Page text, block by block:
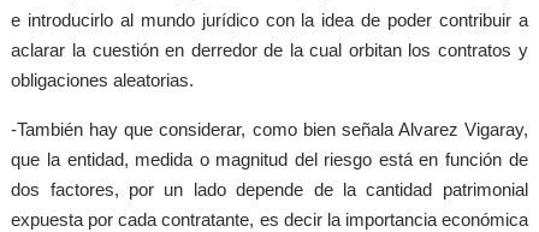
e introducirlo al mundo jurídico con la idea de poder contribuir a
aclarar la cuestión en derredor de la cual orbitan los contratos y
obligaciones aleatorias.
-También hay que considerar, como bien señala Alvarez Vigaray,
que la entidad, medida o magnitud del riesgo está en función de
dos factores, por un lado depende de la cantidad patrimonial
expuesta por cada contratante, es decir la importancia económica